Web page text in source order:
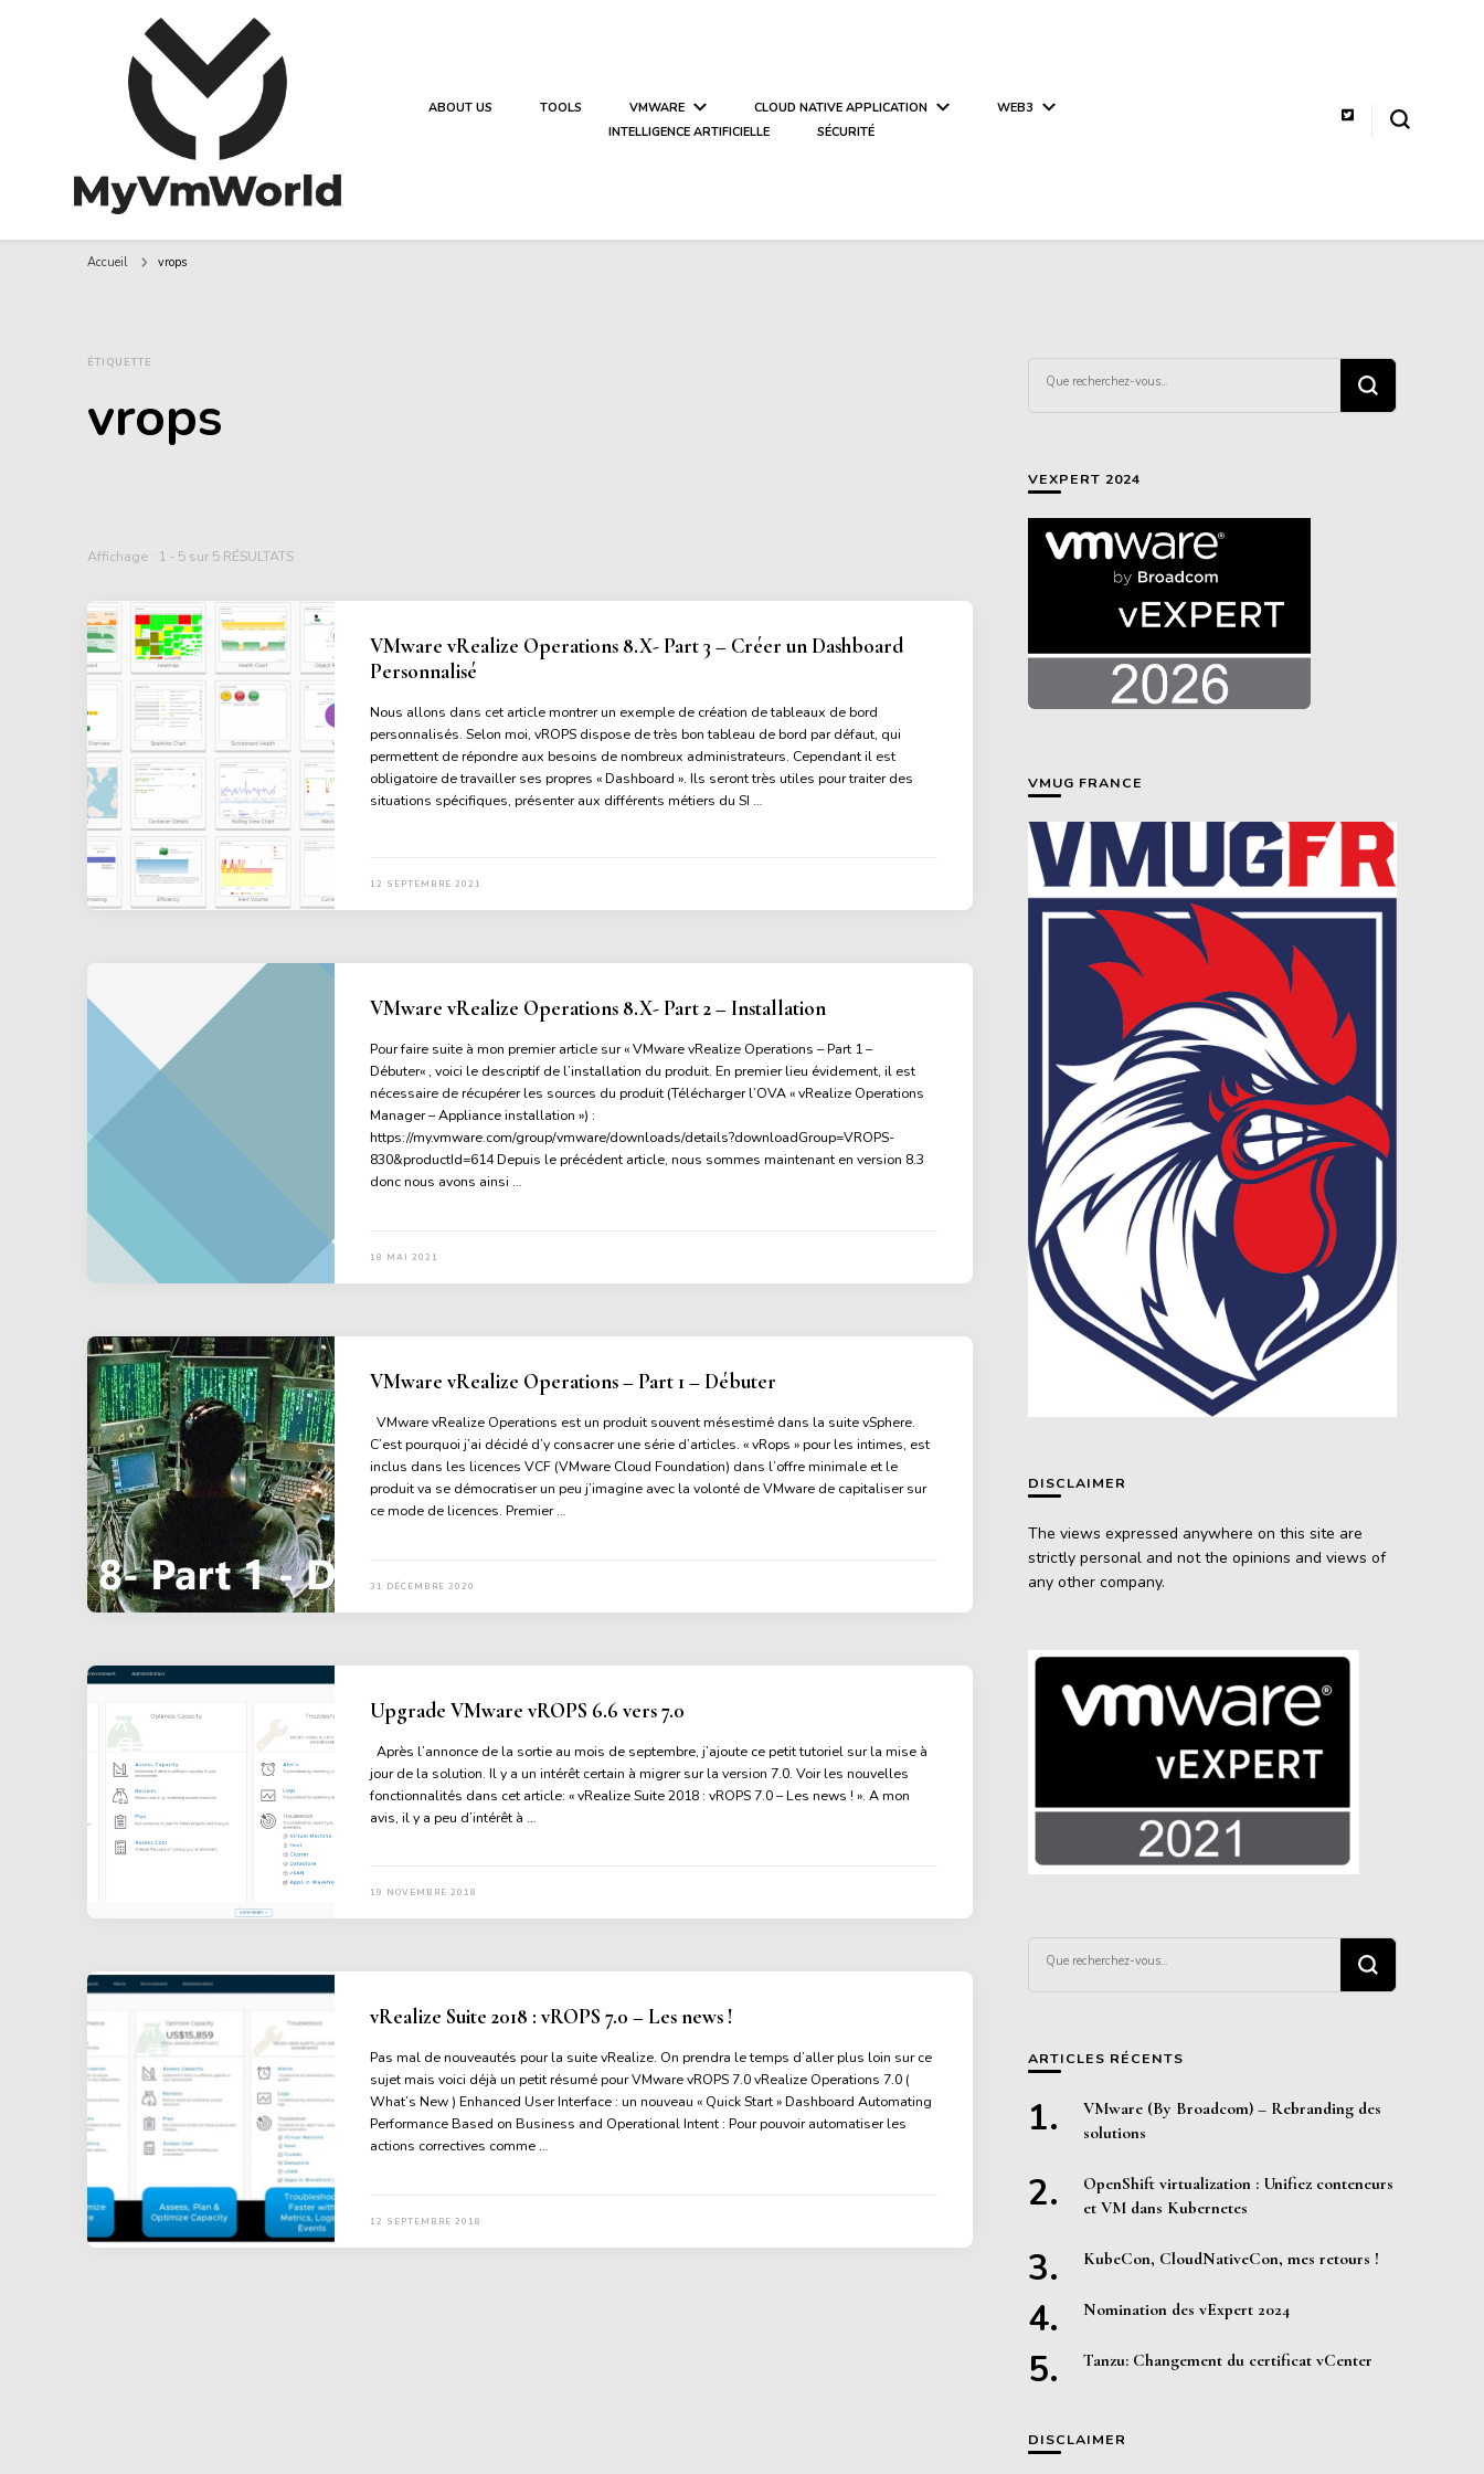
MyVMworld
ABOUT US TOOLS VMWARE CLOUD NATIVE APPLICATION
WEB3
INTELLIGENCE ARTIFICIELLE
SÉCURITÉ
Accueil vrops
ÉTIQUETTE
vrops
Affichage : 1 - 5 sur 5 RÉSULTATS
VMware vRealize Operations 8.X- Part 3 – Créer un Dashboard
Personnalisé
Nous allons dans cet article montrer un exemple de création de tableaux de bord
personnalisés. Selon moi, vROPS dispose de très bon tableau de bord par défaut, qui
permettent de répondre aux besoins de nombreux administrateurs. Cependant il est
obligatoire de travailler ses propres « Dashboard ». Ils seront très utiles pour traiter des
situations spécifiques, présenter aux différents métiers du SI …
12 SEPTEMBRE 2021
VMware vRealize Operations 8.X- Part 2 – Installation
Pour faire suite à mon premier article sur « VMware vRealize Operations – Part 1 –
Débuter« , voici le descriptif de l’installation du produit. En premier lieu évidement, il est
nécessaire de récupérer les sources du produit (Télécharger l’OVA « vRealize Operations
Manager – Appliance installation ») :
https://my.vmware.com/group/vmware/downloads/details?downloadGroup=VROPS-
830&productId=614 Depuis le précédent article, nous sommes maintenant en version 8.3
donc nous avons ainsi …
18 MAI 2021
VMware vRealize Operations – Part 1 – Débuter
VMware vRealize Operations est un produit souvent mésestimé dans la suite vSphere.
C’est pourquoi j’ai décidé d’y consacrer une série d’articles. « vRops » pour les intimes, est
inclus dans les licences VCF (VMware Cloud Foundation) dans l’offre minimale et le
produit va se démocratiser un peu j’imagine avec la volonté de VMware de capitaliser sur
ce mode de licences. Premier …
31 DÉCEMBRE 2020
Upgrade VMware vROPS 6.6 vers 7.0
Après l’annonce de la sortie au mois de septembre, j’ajoute ce petit tutoriel sur la mise à
jour de la solution. Il y a un intérêt certain à migrer sur la version 7.0. Voir les nouvelles
fonctionnalités dans cet article: « vRealize Suite 2018 : vROPS 7.0 – Les news ! ». A mon
avis, il y a peu d’intérêt à …
19 NOVEMBRE 2018
vRealize Suite 2018 : vROPS 7.0 – Les news !
Pas mal de nouveautés pour la suite vRealize. On prendra le temps d’aller plus loin sur ce
sujet mais voici déjà un petit résumé pour VMware vROPS 7.0 vRealize Operations 7.0 (
What’s New ) Enhanced User Interface : un nouveau « Quick Start » Dashboard Automating
Performance Based on Business and Operational Intent : Pour pouvoir automatiser les
actions correctives comme …
12 SEPTEMBRE 2018
recherchiez
quelque
VEXPERT 2024
VMUG FRANCE
DISCLAIMER
The views expressed anywhere on this site are
strictly personal and not the opinions and views of
any other company.
recherchiez
quelque
ARTICLES RÉCENTS
VMware (By Broadcom) – Rebranding des
solutions
OpenShift virtualization : Unifiez conteneurs
et VM dans Kubernetes
KubeCon, CloudNativeCon, mes retours !
Nomination des vExpert 2024
Tanzu: Changement du certificat vCenter
DISCLAIMER